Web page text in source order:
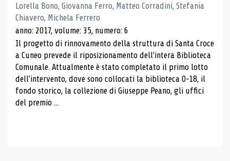
Lorella Bono, Giovanna Ferro, Matteo Corradini, Stefania
Chiavero, Michela Ferrero
anno: 2017, volume: 35, numero: 6
Il progetto di rinnovamento della struttura di Santa Croce
a Cuneo prevede il riposizionamento dell'intera Biblioteca
Comunale. Attualmente è stato completato il primo lotto
dell'intervento, dove sono collocati la biblioteca 0-18, il
fondo storico, la collezione di Giuseppe Peano, gli uffici
del premio ...